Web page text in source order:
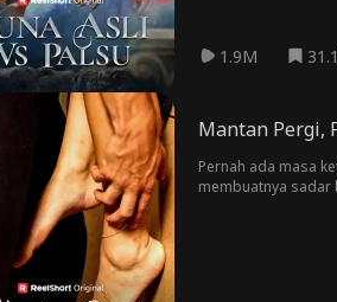
1.9M
Mantan Pergi,
Pernah ada masa
membuatnya sadar